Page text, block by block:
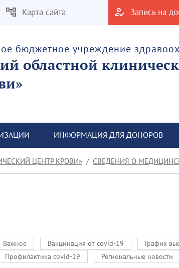
Карта сайта Запись на
бюджетное учреждение
областной
ИНФОРМАЦИЯ ДЛЯ ДОНОРОВ
ЦЕНТР КРОВИ» СВЕДЕНИЯ О
Важное Вакцинация от covid-19 График
Профилактика covid-19 Региональные новости